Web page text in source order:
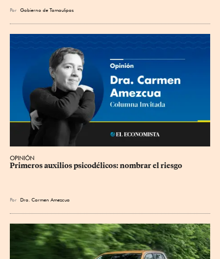
Por Gobierno de Tamaulipas
OPINIÓN
Primeros auxilios psicodélicos: nombrar el riesgo
Por Dra. Carmen Amezcua